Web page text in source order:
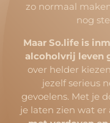
zo normaal
nog
Maar So.life is
alcoholvrij leven
over helder
jezelf serieus
gevoelens. Met je
je laten zien wat